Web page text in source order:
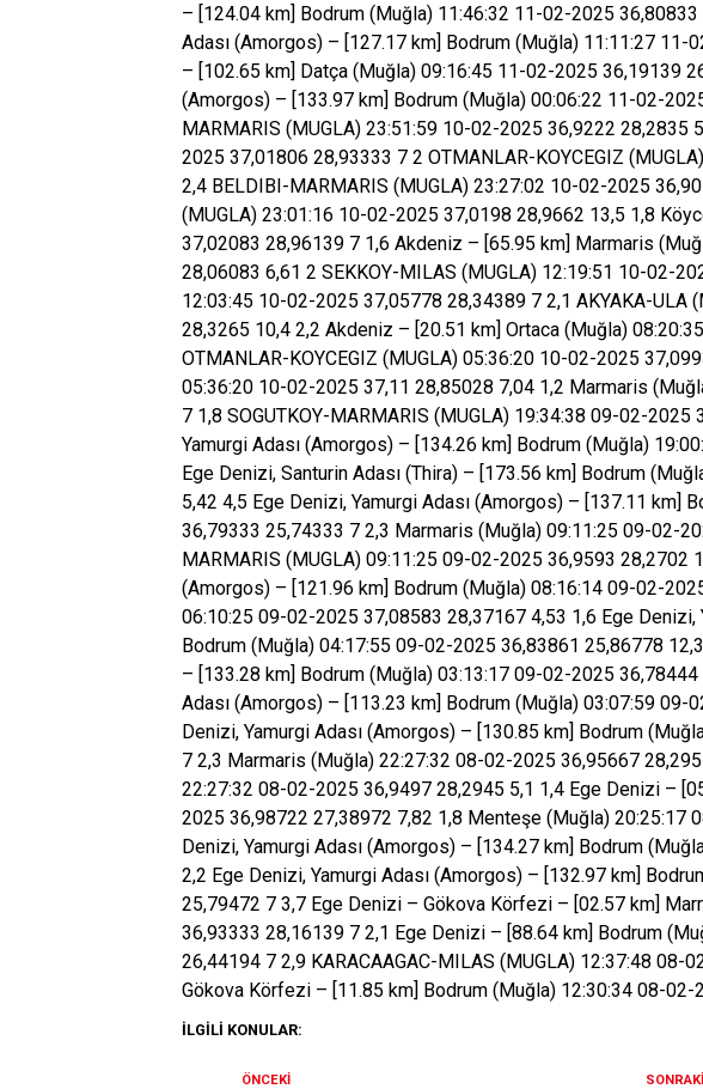
– [124.04 km] Bodrum (Muğla) 11:46:32 11-02-2025
Adası (Amorgos) – [127.17 km] Bodrum (Muğla) 11:11:27
– [102.65 km] Datça (Muğla) 09:16:45 11-02-2025 36,19139
(Amorgos) – [133.97 km] Bodrum (Muğla) 00:06:22 11-02-
MARMARIS (MUGLA) 23:51:59 10-02-2025 36,9222 28,2835
2025 37,01806 28,93333 7 2 OTMANLAR-KOYCEGIZ
2,4 BELDIBI-MARMARIS (MUGLA) 23:27:02 10-02-2025
(MUGLA) 23:01:16 10-02-2025 37,0198 28,9662 13,5 1,8
37,02083 28,96139 7 1,6 Akdeniz – [65.95 km] Marmaris
28,06083 6,61 2 SEKKOY-MILAS (MUGLA) 12:19:51 10-02-
12:03:45 10-02-2025 37,05778 28,34389 7 2,1 AKYAKA-ULA
28,3265 10,4 2,2 Akdeniz – [20.51 km] Ortaca (Muğla)
OTMANLAR-KOYCEGIZ (MUGLA) 05:36:20 10-02-2025
05:36:20 10-02-2025 37,11 28,85028 7,04 1,2 Marmaris
7 1,8 SOGUTKOY-MARMARIS (MUGLA) 19:34:38 09-02-
Yamurgi Adası (Amorgos) – [134.26 km] Bodrum (Muğla)
Ege Denizi, Santurin Adası (Thira) – [173.56 km] Bodrum
5,42 4,5 Ege Denizi, Yamurgi Adası (Amorgos) – [137.11 km]
36,79333 25,74333 7 2,3 Marmaris (Muğla) 09:11:25 09-02-
MARMARIS (MUGLA) 09:11:25 09-02-2025 36,9593 28,2702
(Amorgos) – [121.96 km] Bodrum (Muğla) 08:16:14 09-02-
06:10:25 09-02-2025 37,08583 28,37167 4,53 1,6 Ege Denizi,
Bodrum (Muğla) 04:17:55 09-02-2025 36,83861 25,86778
– [133.28 km] Bodrum (Muğla) 03:13:17 09-02-2025
Adası (Amorgos) – [113.23 km] Bodrum (Muğla) 03:07:59
Denizi, Yamurgi Adası (Amorgos) – [130.85 km] Bodrum
7 2,3 Marmaris (Muğla) 22:27:32 08-02-2025 36,95667
22:27:32 08-02-2025 36,9497 28,2945 5,1 1,4 Ege Denizi –
2025 36,98722 27,38972 7,82 1,8 Menteşe (Muğla) 20:25:17
Denizi, Yamurgi Adası (Amorgos) – [134.27 km] Bodrum
2,2 Ege Denizi, Yamurgi Adası (Amorgos) – [132.97 km]
25,79472 7 3,7 Ege Denizi – Gökova Körfezi – [02.57 km]
36,93333 28,16139 7 2,1 Ege Denizi – [88.64 km] Bodrum
26,44194 7 2,9 KARACAAGAC-MILAS (MUGLA) 12:37:48
Gökova Körfezi – [11.85 km] Bodrum (Muğla) 12:30:34 08-
İLGILI KONULAR:
SONRAKI
ÖNCEKI